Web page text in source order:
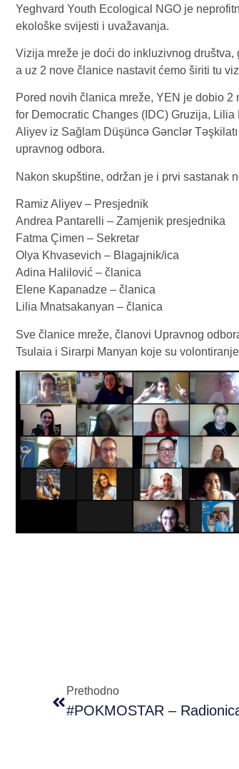
Yeghvard Youth Ecological NGO je
ekološke svijesti i uvažavanja.
Vizija mreže je doći do inkluzivnog
a uz 2 nove članice nastavit ćemo širiti tu
Pored novih članica mreže, YEN je dobio
for Democratic Changes (IDC) Gruzija,
Aliyev iz Sağlam Düşüncə Gənclər
upravnog odbora.
Nakon skupštine, održan je i prvi sastanak
Ramiz Aliyev – Presjednik
Andrea Pantarelli – Zamjenik presjednika
Fatma Çimen – Sekretar
Olya Khvasevich – Blagajnik/ica
Adina Halilović – članica
Elene Kapanadze – članica
Lilia Mnatsakanyan – članica
Sve članice mreže, članovi Upravnog
Tsulaia i Sirarpi Manyan koje su
Prethodno
#POKMOSTAR –